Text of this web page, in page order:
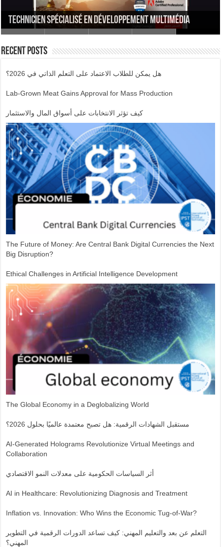
Informatique et Réseaux – Cybersécurité – Cloud
Computing
Technicien Spécialisé en Développement Multimédia
Audiovisuel مهن الصحافة و التسويق الالكتروني و
السينيمائي
IPST Bachelor of computer science (BCS) via IPST-VAE
Technicien Spécialisé en Développement Multimédia
Recent Posts
هل يمكن للطلاب الاعتماد على التعلم الذاتي في 2026؟
Lab-Grown Meat Gains Approval for Mass Production
كيف تؤثر الانتخابات على أسواق المال والاستثمار
The Future of Money: Are Central Bank Digital Currencies the Next
Big Disruption?
Ethical Challenges in Artificial Intelligence Development
The Global Economy in a Deglobalizing World
مستقبل الشهادات الرقمية: هل تصبح معتمدة عالميًا بحلول 2026؟
AI-Generated Holograms Revolutionize Virtual Meetings and
Collaboration
أثر السياسات الحكومية على معدلات النمو الاقتصادي
AI in Healthcare: Revolutionizing Diagnosis and Treatment
Inflation vs. Innovation: Who Wins the Economic Tug-of-War?
التعلم عن بعد والتعليم المهني: كيف تساعد الدورات الرقمية في التطوير
المهني؟